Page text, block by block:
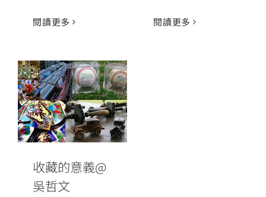
閱讀更多 閱讀更多
收藏的意義@
吳哲文
收藏的意義@
吳哲文